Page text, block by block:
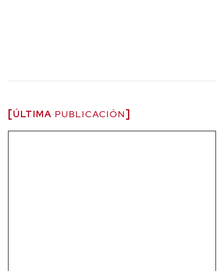
ÚLTIMA PUBLICACIÓN